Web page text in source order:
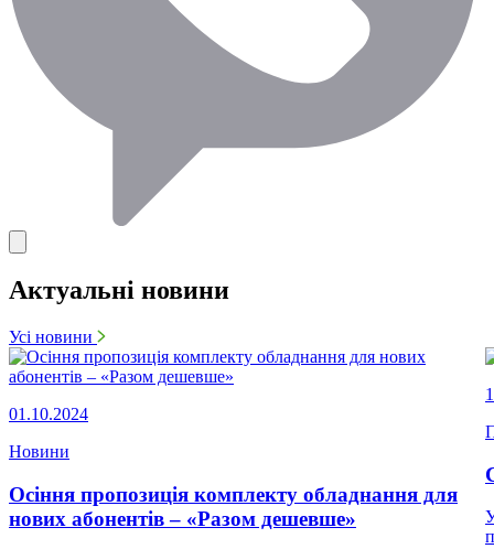
Актуальні новини
Усі новини
01.10.2024
Новини
Осіння пропозиція комплекту обладнання для
нових абонентів – «Разом дешевше»